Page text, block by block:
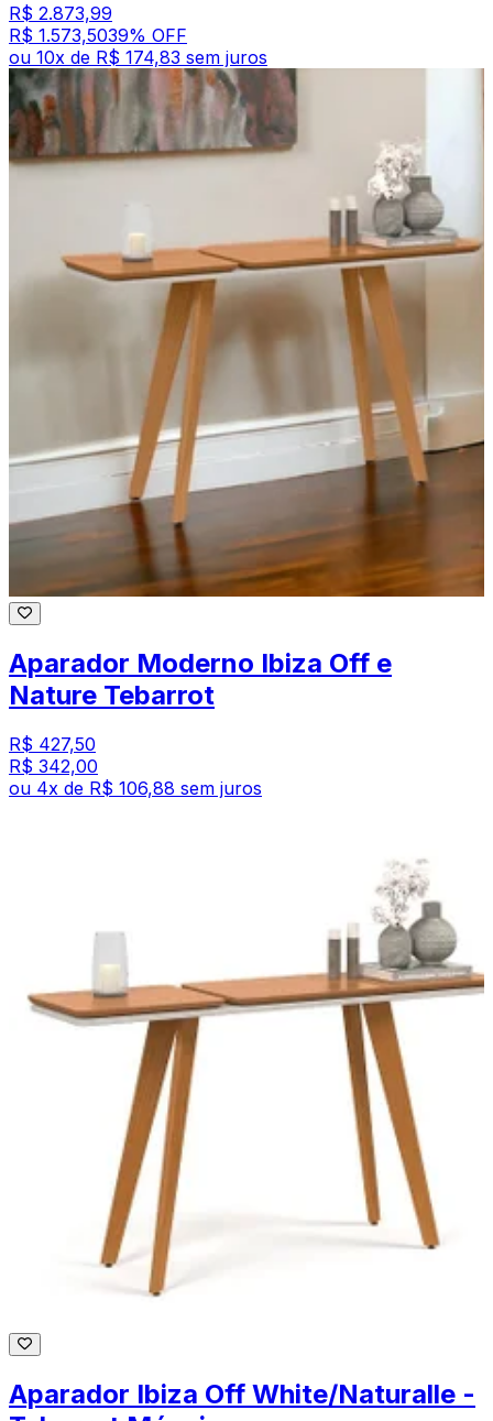
R$ 2.873,99
R$ 1.573,5039% OFF
ou 10x de R$ 174,83 sem juros
Aparador Moderno Ibiza Off e
Nature Tebarrot
R$ 427,50
R$ 342,00
ou 4x de R$ 106,88 sem juros
Aparador Ibiza Off White/Naturalle -